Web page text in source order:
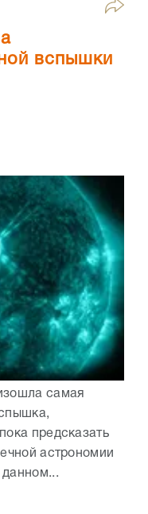
вспышки
самая
предсказать
астрономии